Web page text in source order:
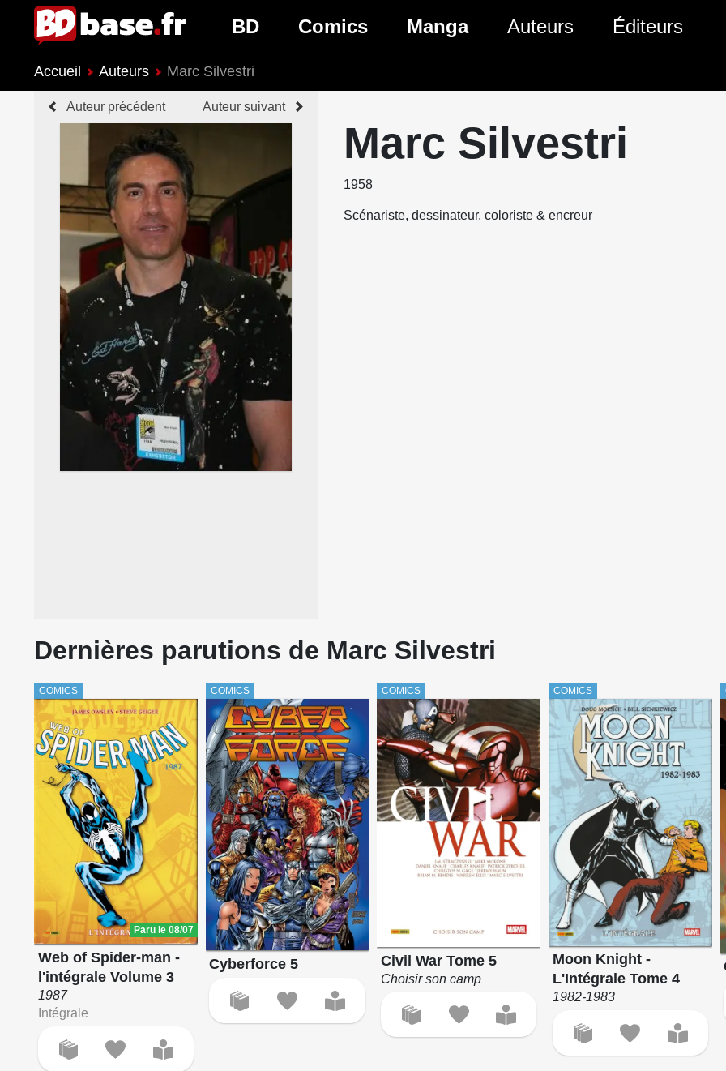
BD
Nouveautés BD
Prochaines sorties BD
Comics
Genres Comics
Manga
Genres Manga
Auteurs Éditeurs
Accueil Auteurs Marc Silvestri
Auteur précédent Auteur suivant
Marc Silvestri
1958
Scénariste, dessinateur, coloriste & encreur
Dernières parutions de Marc Silvestri
COMICS
Paru le 08/07
Web of Spider-man -
l'intégrale Volume 3
1987
Intégrale
COMICS
Cyberforce 5
COMICS
Civil War Tome 5
Choisir son camp
COMICS
Moon Knight -
L'Intégrale Tome 4
1982-1983